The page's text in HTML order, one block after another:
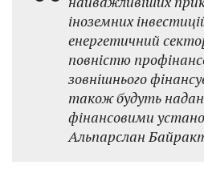
іноземних
енергетичний
повністю
зовнішнього
також будуть
фінансовими
Альпарслан